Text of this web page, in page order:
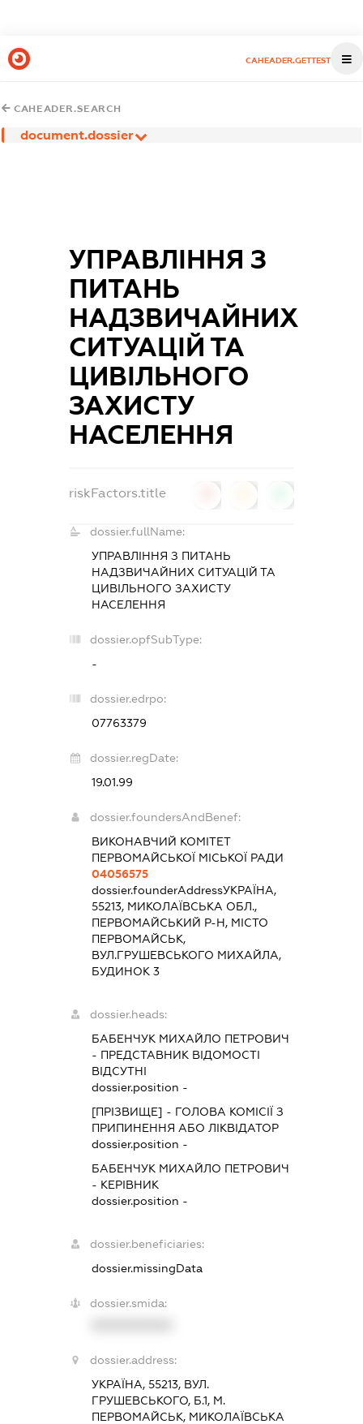
CAHEADER.GETTEST
CAHEADER.SEARCH
document.dossier
УПРАВЛІННЯ З
ПИТАНЬ
НАДЗВИЧАЙНИХ
СИТУАЦІЙ ТА
ЦИВІЛЬНОГО
ЗАХИСТУ
НАСЕЛЕННЯ
riskFactors.title
dossier.fullName:
УПРАВЛІННЯ З ПИТАНЬ
НАДЗВИЧАЙНИХ СИТУАЦІЙ ТА
ЦИВІЛЬНОГО ЗАХИСТУ
НАСЕЛЕННЯ
dossier.opfSubType:
-
dossier.edrpo:
07763379
dossier.regDate:
19.01.99
dossier.foundersAndBenef:
ВИКОНАВЧИЙ КОМІТЕТ
ПЕРВОМАЙСЬКОЇ МІСЬКОЇ РАДИ
04056575
dossier.founderAddressУКРАЇНА,
55213, МИКОЛАЇВСЬКА ОБЛ.,
ПЕРВОМАЙСЬКИЙ Р-Н, МІСТО
ПЕРВОМАЙСЬК,
ВУЛ.ГРУШЕВСЬКОГО МИХАЙЛА,
БУДИНОК 3
dossier.heads:
БАБЕНЧУК МИХАЙЛО ПЕТРОВИЧ
- ПРЕДСТАВНИК ВІДОМОСТІ
ВІДСУТНІ
dossier.position -
[ПРІЗВИЩЕ] - ГОЛОВА КОМІСІЇ З
ПРИПИНЕННЯ АБО ЛІКВІДАТОР
dossier.position -
БАБЕНЧУК МИХАЙЛО ПЕТРОВИЧ
- КЕРІВНИК
dossier.position -
dossier.beneficiaries:
dossier.missingData
dossier.smida:
dossier.address:
УКРАЇНА, 55213, ВУЛ.
ГРУШЕВСЬКОГО, Б.1, М.
ПЕРВОМАЙСЬК, МИКОЛАЇВСЬКА